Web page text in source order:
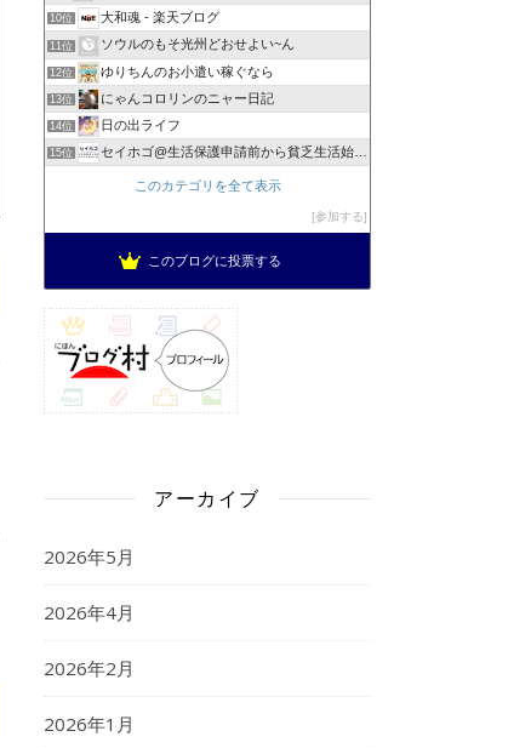
10位 大和魂 - 楽天ブログ
11位 ソウルのもそ光州どおせよい~ん
12位 ゆりちんのお小遣い稼ぐなら
13位 にゃんコロリンのニャー日記
14位 日の出ライフ
15位 セイホゴ@生活保護申請前から貧乏生活始めます
このカテゴリを全て表示
参加する
このブログに投票する
アーカイブ
2026年5月
2026年4月
2026年2月
2026年1月